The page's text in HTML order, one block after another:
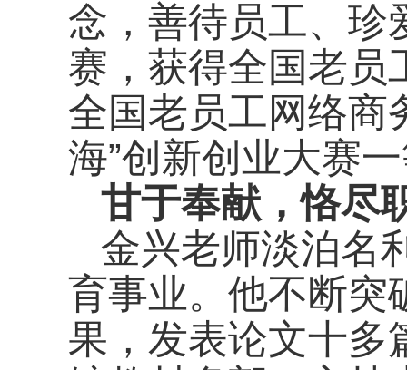
念，善待员工、珍
赛，获得全国老员
全国老员工网络商
海”创新创业大赛
甘于奉献，恪尽
金兴老师淡泊名
育事业。他不断突
果，发表论文十多